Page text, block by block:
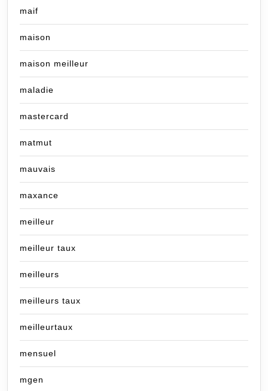
maif
maison
maison meilleur
maladie
mastercard
matmut
mauvais
maxance
meilleur
meilleur taux
meilleurs
meilleurs taux
meilleurtaux
mensuel
mgen